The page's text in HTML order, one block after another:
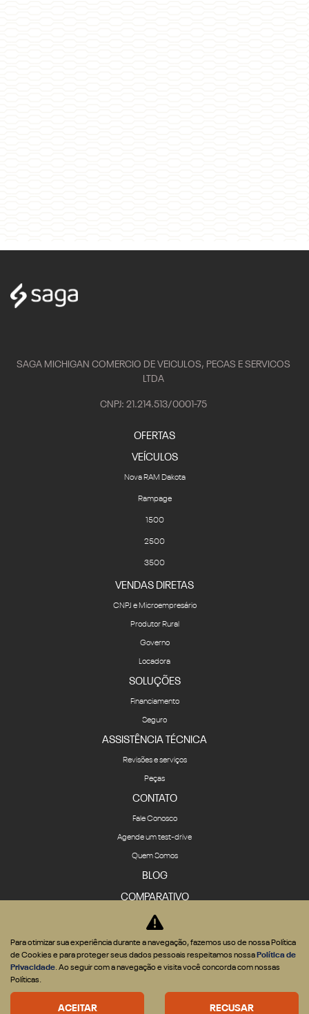
SAGA MICHIGAN COMERCIO DE VEICULOS, PECAS E SERVICOS
LTDA
CNPJ: 21.214.513/0001-75
OFERTAS
VEÍCULOS
Nova RAM Dakota
Rampage
1500
2500
3500
VENDAS DIRETAS
CNPJ e Microempresário
Produtor Rural
Governo
Locadora
SOLUÇÕES
Financiamento
Seguro
ASSISTÊNCIA TÉCNICA
Revisões e serviços
Peças
CONTATO
Fale Conosco
Agende um test-drive
Quem Somos
BLOG
COMPARATIVO
Desenvolvido pela DEALERSPACE ® Direitos Reservados.
Desacelere. Seu bem maior é a vida.
Para otimizar sua experiência durante a navegação, fazemos uso de nossa Política
de Cookies e para proteger seus dados pessoais respeitamos nossa Política de
Privacidade. Ao seguir com a navegação e visita você concorda com nossas
Políticas.
ACEITAR RECUSAR